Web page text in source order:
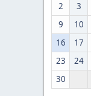
2
3
9
10
16
17
23
24
30